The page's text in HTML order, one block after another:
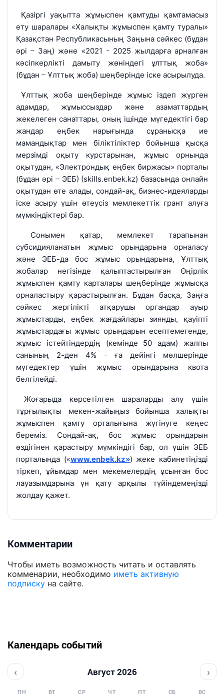
Қазіргі уақытта жұмыспен қамтуды қамтамасыз
ету шаралары «Халықты жұмыспен қамту туралы»
Қазақстан Республикасының Заңына сәйкес (бұдан
әрі – Заң) және «2021 - 2025 жылдарға арналған
кәсіпкерлікті дамыту жөніндегі ұлттық жоба»
(бұдан – Ұлттық жоба) шеңберінде іске асырылуда.
Ұлттық жоба шеңберінде жұмыс іздеп жүрген
адамдар, жұмыссыздар және азаматтардың
жекелеген санаттары, оның ішінде мүгедектігі бар
жандар еңбек нарығында сұранысқа ие
мамандықтар мен біліктіліктер бойынша қысқа
мерзімді оқыту курстарынан, жұмыс орнында
оқытудан, «Электрондық еңбек биржасы» порталы
(бұдан әрі – ЭЕБ) (skills.enbek.kz) базасында онлайн
оқытудан өте алады, сондай-ақ, бизнес-идеяларды
іске асыру үшін өтеусіз мемлекеттік грант алуға
мүмкіндіктері бар.
Сонымен қатар, мемлекет тарапынан
субсидияланатын жұмыс орындарына орналасу
және ЭЕБ-да бос жұмыс орындарына, Ұлттық
жобалар негізінде қалыптастырылған Өңірлік
жұмыспен қамту карталары шеңберінде жұмысқа
орналастыру қарастырылған. Бұдан басқа, Заңға
сәйкес жергілікті атқарушы органдар ауыр
жұмыстарды, еңбек жағдайлары зиянды, қауіпті
жұмыстардағы жұмыс орындарын есептемегенде,
жұмыс істейтіндердің (кемінде 50 адам) жалпы
санының 2-ден 4% - ға дейінгі мөлшерінде
мүгедектер үшін жұмыс орындарына квота
белгілейді.
Жоғарыда көрсетілген шараларды алу үшін
тұрғылықты мекен-жайыңыз бойынша халықты
жұмыспен қамту орталығына жүгінуге кеңес
береміз. Сондай-ақ, бос жұмыс орындарын
өздігінен қарастыру мүмкіндігі бар, ол үшін ЭЕБ
порталында («www.enbek.kz») жеке кабинетіңізді
тіркеп, ұйымдар мен мекемелердің ұсынған бос
лауазымдарына үн қату арқылы түйіндемеңізді
жолдау қажет.
Комментарии
Чтобы иметь возможность читать и оставлять
комменарии, необходимо иметь активную
подписку на сайте.
Календарь событий
‹ Август 2026 ›
ПН ВТ СР ЧТ ПТ СБ ВС